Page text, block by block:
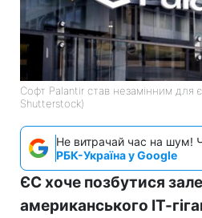
Софт Palantir став незамінним для
Shutterstock)
Не витрачай час на шум!
РБК-Україна у Google
ЄС хоче позбутися
американського ІТ-